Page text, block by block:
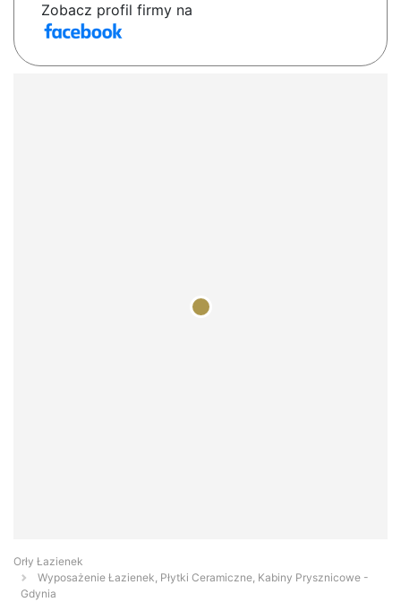
Zobacz profil firmy na
Orły Łazienek
Wyposażenie Łazienek, Płytki Ceramiczne, Kabiny Prysznicowe -
Gdynia